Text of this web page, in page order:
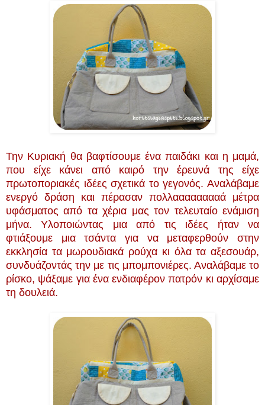
Την Κυριακή θα βαφτίσουμε ένα παιδάκι και η μαμά,
που είχε κάνει από καιρό την έρευνά της είχε
πρωτοποριακές ιδέες σχετικά το γεγονός. Αναλάβαμε
ενεργό δράση και πέρασαν πολλααααααααά μέτρα
υφάσματος από τα χέρια μας τον τελευταίο ενάμιση
μήνα. Υλοποιώντας μια από τις ιδέες ήταν να
φτιάξουμε μια τσάντα για να μεταφερθούν στην
εκκλησία τα μωρουδιακά ρούχα κι όλα τα αξεσουάρ,
συνδυάζοντάς την με τις μπομπονιέρες. Αναλάβαμε το
ρίσκο, ψάξαμε για ένα ενδιαφέρον πατρόν κι αρχίσαμε
τη δουλειά.